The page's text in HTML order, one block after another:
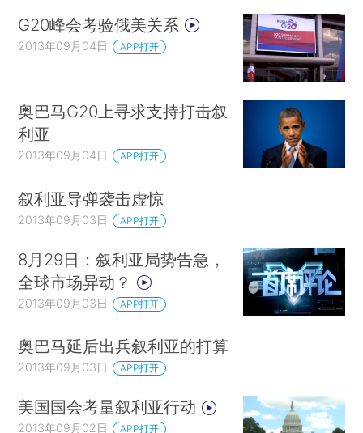
G20峰会考验俄美关系
2013年09月04日 APP打开
奥巴马G20上寻求支持打击叙
利亚
2013年09月04日 APP打开
叙利亚导弹袭击虚惊
2013年09月03日 APP打开
8月29日：叙利亚局势告急，
全球市场异动？
2013年09月03日 APP打开
奥巴马延后出兵叙利亚的打算
2013年09月03日 APP打开
美国国会考量叙利亚行动
2013年09月02日 APP打开